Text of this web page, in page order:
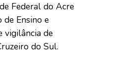
Federal do Acre
de Ensino e
vigilância de
do Sul.